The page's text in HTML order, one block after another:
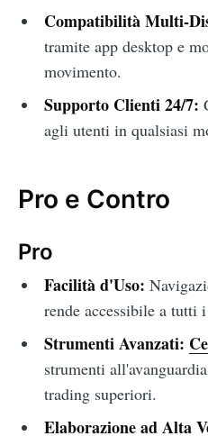
Compatibilità Multi-
tramite app desktop e
movimento.
Supporto Clienti 24/7:
agli utenti in qualsiasi
Pro e Contro
Pro
Facilità d'Uso:
rende accessibile a tutti
Strumenti Avanzati:
strumenti
trading superiori.
Elaborazione ad Alta